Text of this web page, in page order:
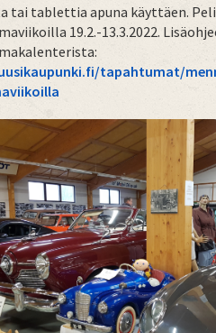
tai tablettia apuna käyttäen.
19.2.-13.3.2022.
tapahtumat/